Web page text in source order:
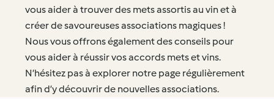
vous aider à trouver des mets assortis au vin et à
créer de savoureuses associations magiques !
Nous vous offrons également des conseils pour
vous aider à réussir vos accords mets et vins.
N’hésitez pas à explorer notre page régulièrement
afin d’y découvrir de nouvelles associations.